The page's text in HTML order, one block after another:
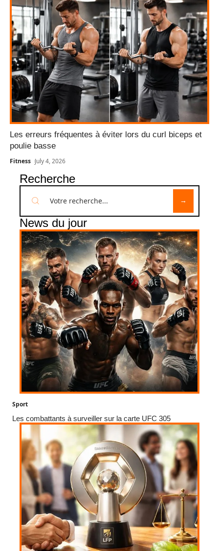
Les erreurs fréquentes à éviter lors du curl biceps et
poulie basse
Fitness July 4, 2026
Recherche
News du jour
Sport
Les combattants à surveiller sur la carte UFC 305